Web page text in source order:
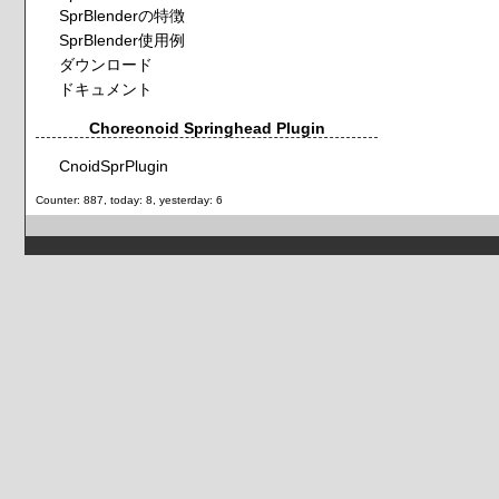
SprBlenderの特徴
SprBlender使用例
ダウンロード
ドキュメント
Choreonoid Springhead Plugin
CnoidSprPlugin
Counter: 887, today: 8, yesterday: 6